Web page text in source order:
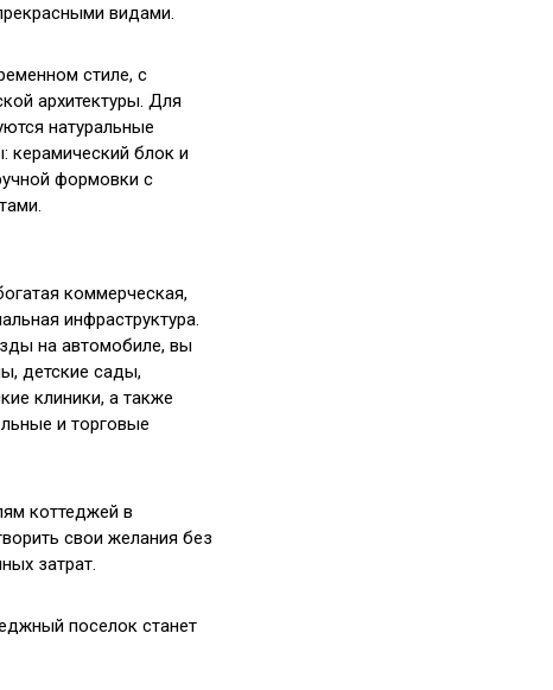
видами.
стиле, с
архитектуры. Для
натуральные
керамический блок и
формовки с
коммерческая,
инфраструктура.
на автомобиле, вы
детские сады,
клиники, а также
и торговые
коттеджей в
свои желания без
затрат.
поселок станет
поскольку рядом с